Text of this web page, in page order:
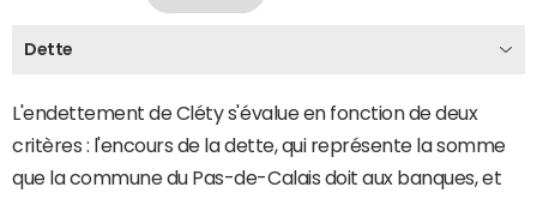
Dette
L'endettement de Cléty s'évalue en fonction de deux
critères : l'encours de la dette, qui représente la somme
que la commune du Pas-de-Calais doit aux banques, et